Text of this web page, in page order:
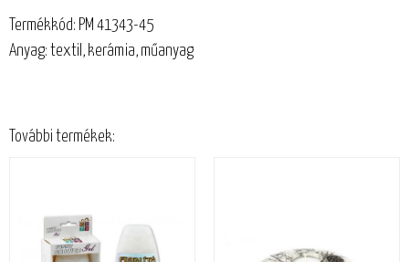
Termékkód: PM 41343-45
Anyag: textil, kerámia, műanyag
További termékek: